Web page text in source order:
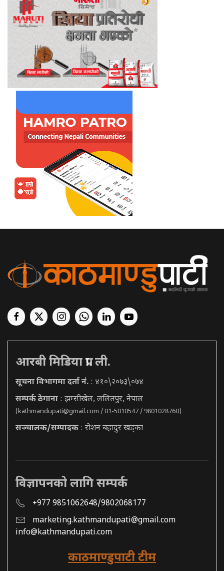
आरबी मिडिया प्रा. ली.
सूचना विभागमा दर्ता नं. : ४१०\२०७३\०७४
सम्पर्क ठेगाना : झम्सीखेल, ललितपुर, नेपाल
(kathmandupati@gmail.com / 01-5010547 / 9801028760)
सञ्चालक/सम्पादक : रोशन बहादुर खड्का
विज्ञापनको लागि सम्पर्क
+977 9851062648/9802068177
marketing.kathmandupati@gmail.com
info@kathmandupati.com
काठमाण्डुपाटी टीम